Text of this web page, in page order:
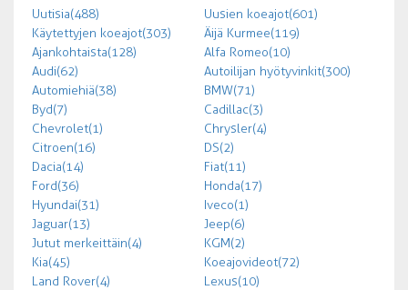
Uutisia (488)
Uusien koeajot (601)
Käytettyjen koeajot (303)
Äijä Kurmee (119)
Ajankohtaista (128)
Alfa Romeo (10)
Audi (62)
Autoilijan hyötyvinkit (300)
Automiehiä (38)
BMW (71)
Byd (7)
Cadillac (3)
Chevrolet (1)
Chrysler (4)
Citroen (16)
DS (2)
Dacia (14)
Fiat (11)
Ford (36)
Honda (17)
Hyundai (31)
Iveco (1)
Jaguar (13)
Jeep (6)
Jutut merkeittäin (4)
KGM (2)
Kia (45)
Koeajovideot (72)
Land Rover (4)
Lexus (10)